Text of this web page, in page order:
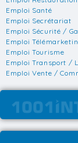
Emploi Santé
Emploi Secrétariat
Emploi Sécurité /
Emploi
Emploi Tourisme
Emploi Transport /
Emploi Vente /